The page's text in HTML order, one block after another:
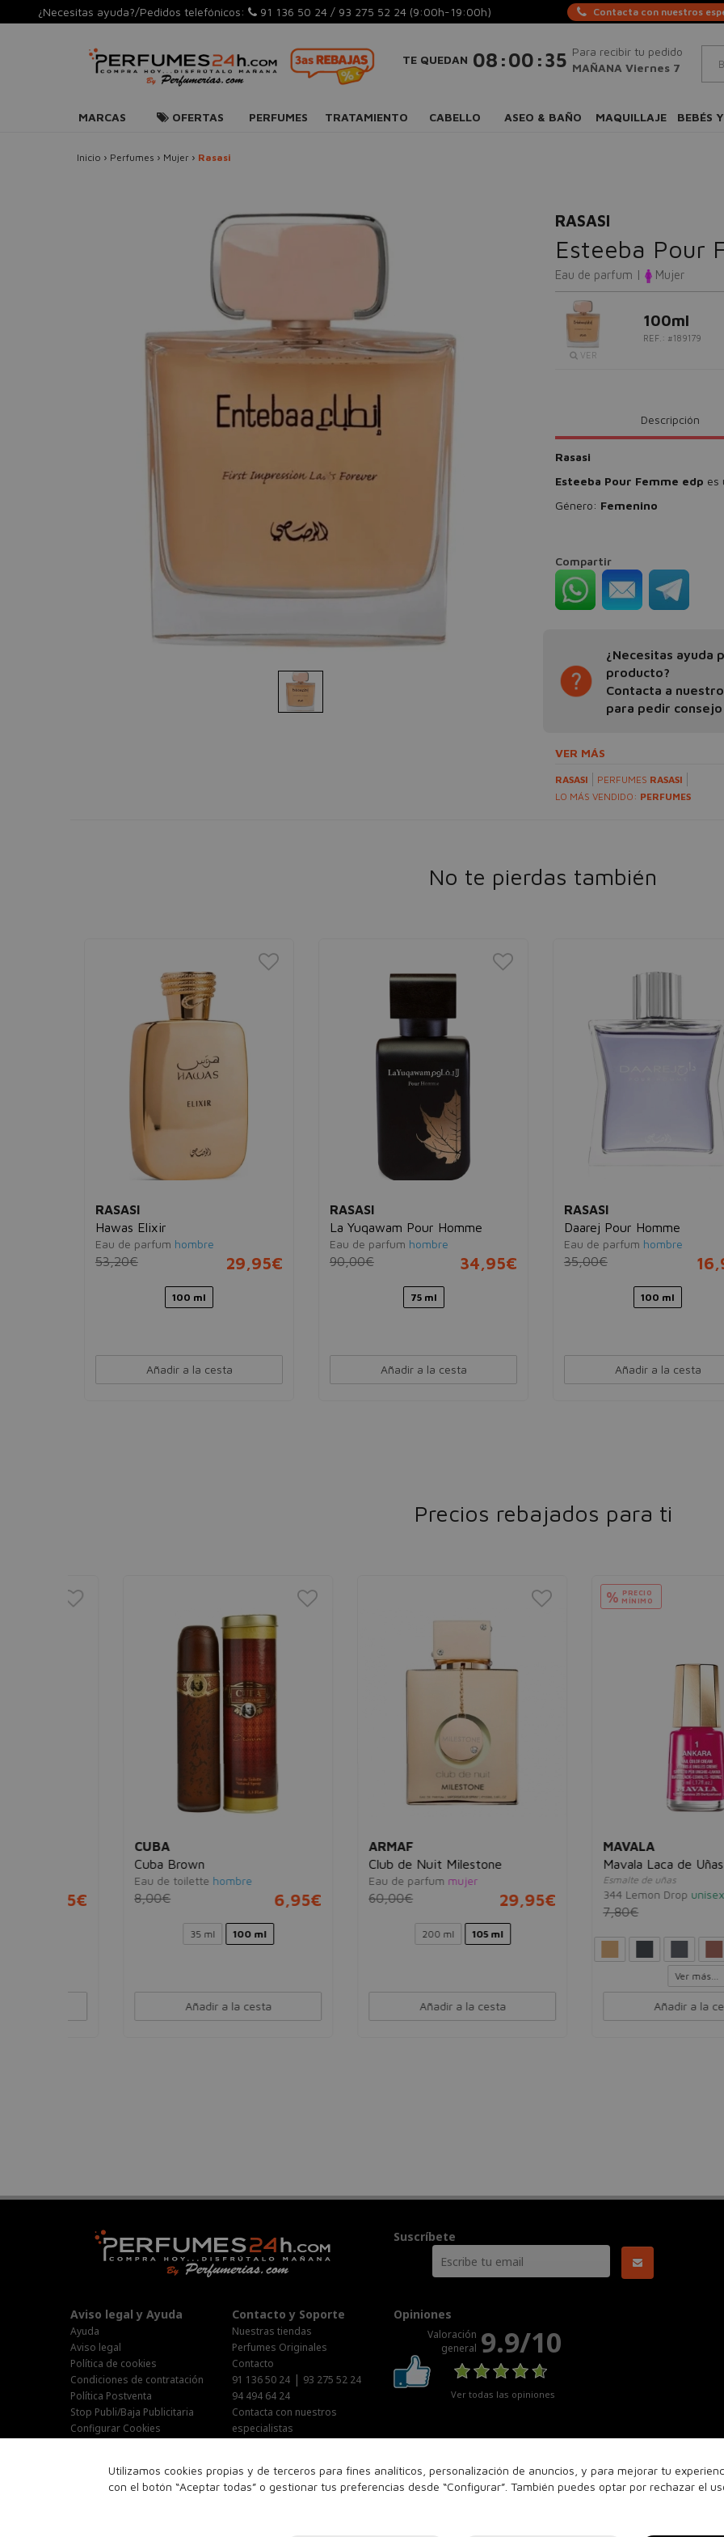
¿Necesitas ayuda?/Pedidos telefónicos: 91 136 50 24 / 93 275 52 24 (9:00h-19:00h) Contacta con nuestros
TE QUEDAN 08 :00 :35 Para recibir tu pedido
MAÑANA Viernes 7
MARCAS OFERTAS PERFUMES TRATAMIENTO CABELLO ASEO & BAÑO MAQUILLAJE BEBÉS
Inicio › Perfumes › Mujer › Rasasi
RASASI
Esteeba Pour
Eau de parfum | Mujer
VER
100ml
REF.: #189179
Descripción
Rasasi
Esteeba Pour Femme edp es
Género: Femenino
Compartir
¿Necesitas ayuda
producto?
Contacta a
para pedir consejo
VER MÁS
RASASI PERFUMES RASASI
LO MÁS VENDIDO: PERFUMES
No te pierdas también
RASASI
Hawas Elixir
Eau de parfum hombre
53,20€ 29,95€
100 ml
Añadir a la cesta
RASASI
La Yuqawam Pour Homme
Eau de parfum hombre
90,00€ 34,95€
75 ml
Añadir a la cesta
RASASI
Daarej Pour Homme
Eau de parfum hombre
35,00€
100 ml
Añadir a la cesta
Precios rebajados para ti
Cuba Brown
Eau de toilette hombre
6,95€
100 ml
Añadir a la cesta
ARMAF
Club de Nuit Milestone
Eau de parfum mujer
60,00€ 29,95€
105 ml
Añadir a la cesta
PRECIO
MÍNIMO
MAVALA
Mavala Laca de Uñas 5ml
Esmalte de uñas
344 Lemon Drop unisex
Ver más...
Añadir a la cesta
Utilizamos cookies propias y de terceros para fines analíticos, personalización de anuncios, y para mejorar tu
con el botón “Aceptar todas” o gestionar tus preferencias desde “Configurar”. También puedes optar por rechazar el
Suscríbete
Aviso legal y Ayuda
Ayuda
Aviso legal
Política de cookies
Condiciones de contratación
Política Postventa
Stop Publi/Baja Publicitaria
Configurar Cookies
Contacto y Soporte
Nuestras tiendas
Perfumes Originales
Contacto
91 136 50 24 | 93 275 52 24
94 494 64 24
Contacta con nuestros
especialistas
Lunes-Jueves : 9:00h-19:00h
Viernes : 9:00h-14:00h
Opiniones
Valoración
general 9.9/10
Ver todas las opiniones